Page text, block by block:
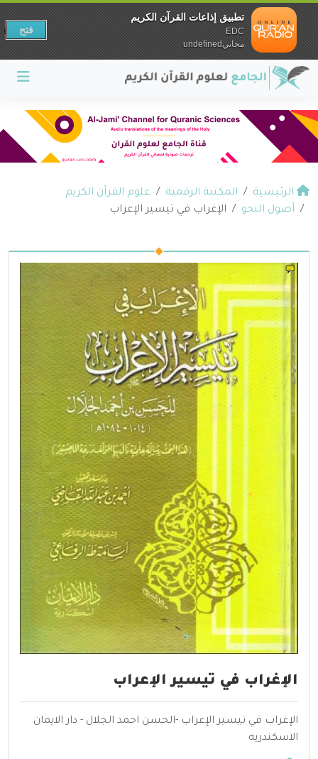
الرئيسية المكتبة الرقمية
علوم القرآن الكريم
أصول النحو
الإغراب في تيسير الإعراب
الإغراب في تيسير الإعراب
الإغراب في تيسير الإعراب -الحسن احمد الجلال - دار الايمان
الاسكندريه
تطبيق إذاعات القرآن الكريم
EDC
مجانيundefined
فتح